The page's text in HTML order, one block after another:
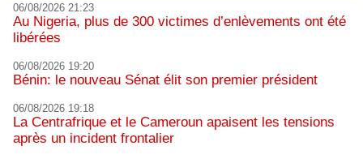
06/08/2026 21:23
Au Nigeria, plus de 300 victimes d’enlèvements ont été
libérées
06/08/2026 19:20
Bénin: le nouveau Sénat élit son premier président
06/08/2026 19:18
La Centrafrique et le Cameroun apaisent les tensions
après un incident frontalier